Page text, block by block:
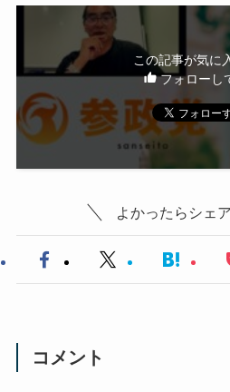
この記事が気に
フォローし
よかったらシェ
コメント